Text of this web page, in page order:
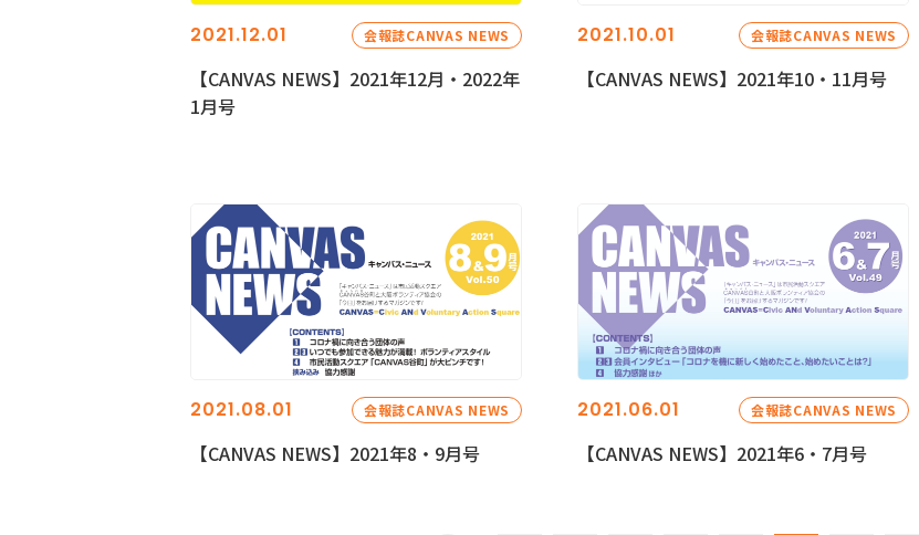
2021.12.01 会報誌CANVAS NEWS
【CANVAS NEWS】2021年12月・2022年
1月号
2021.10.01 会報誌CANVAS NEWS
【CANVAS NEWS】2021年10・11月号
2021.08.01 会報誌CANVAS NEWS
【CANVAS NEWS】2021年8・9月号
2021.06.01 会報誌CANVAS NEWS
【CANVAS NEWS】2021年6・7月号